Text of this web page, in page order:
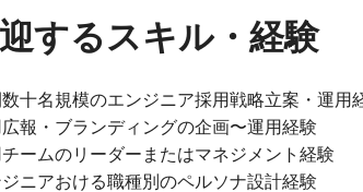
するスキル・経験
十名規模のエンジニア採用戦略立案・運用
報・ブランディングの企画〜運用経験
ームのリーダーまたはマネジメント経験
ニアおける職種別のペルソナ設計経験